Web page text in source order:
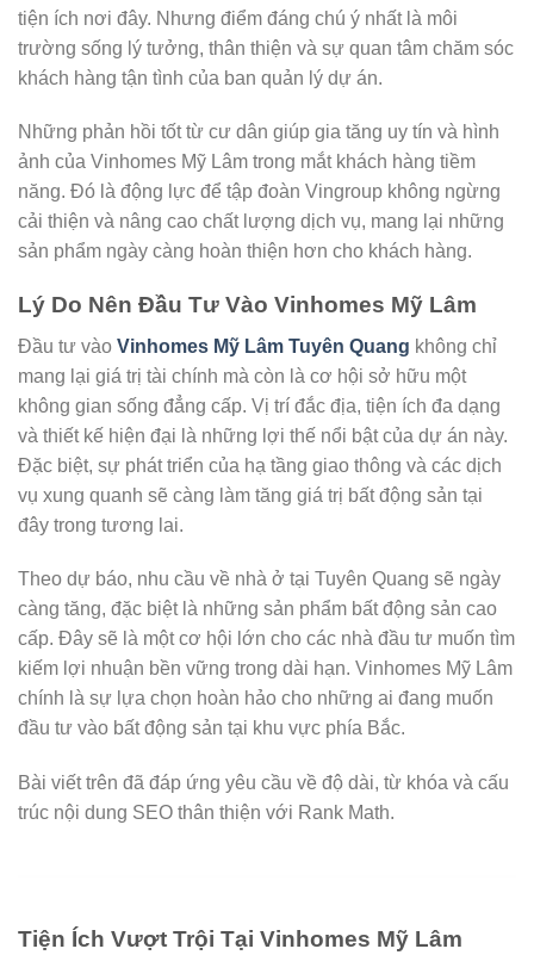
tiện ích nơi đây. Nhưng điểm đáng chú ý nhất là môi
trường sống lý tưởng, thân thiện và sự quan tâm chăm sóc
khách hàng tận tình của ban quản lý dự án.
Những phản hồi tốt từ cư dân giúp gia tăng uy tín và hình
ảnh của Vinhomes Mỹ Lâm trong mắt khách hàng tiềm
năng. Đó là động lực để tập đoàn Vingroup không ngừng
cải thiện và nâng cao chất lượng dịch vụ, mang lại những
sản phẩm ngày càng hoàn thiện hơn cho khách hàng.
Lý Do Nên Đầu Tư Vào Vinhomes Mỹ Lâm
Đầu tư vào Vinhomes Mỹ Lâm Tuyên Quang không chỉ
mang lại giá trị tài chính mà còn là cơ hội sở hữu một
không gian sống đẳng cấp. Vị trí đắc địa, tiện ích đa dạng
và thiết kế hiện đại là những lợi thế nổi bật của dự án này.
Đặc biệt, sự phát triển của hạ tầng giao thông và các dịch
vụ xung quanh sẽ càng làm tăng giá trị bất động sản tại
đây trong tương lai.
Theo dự báo, nhu cầu về nhà ở tại Tuyên Quang sẽ ngày
càng tăng, đặc biệt là những sản phẩm bất động sản cao
cấp. Đây sẽ là một cơ hội lớn cho các nhà đầu tư muốn tìm
kiếm lợi nhuận bền vững trong dài hạn. Vinhomes Mỹ Lâm
chính là sự lựa chọn hoàn hảo cho những ai đang muốn
đầu tư vào bất động sản tại khu vực phía Bắc.
Bài viết trên đã đáp ứng yêu cầu về độ dài, từ khóa và cấu
trúc nội dung SEO thân thiện với Rank Math.
Tiện Ích Vượt Trội Tại Vinhomes Mỹ Lâm